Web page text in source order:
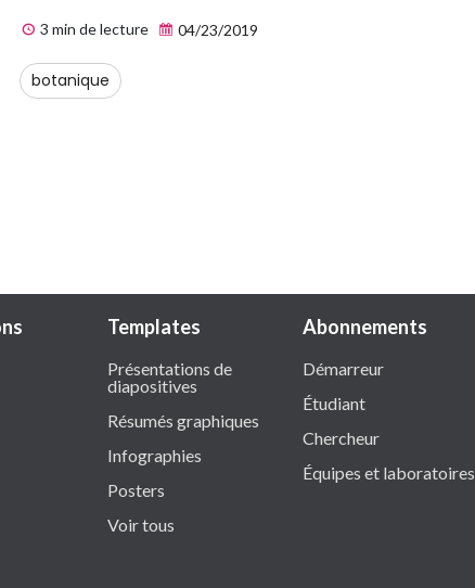
3 min de lecture 04/23/2019
botanique
Templates
Présentations de
diapositives
Résumés graphiques
Infographies
Posters
Voir tous
Abonnements
Démarreur
Étudiant
Chercheur
Équipes et laboratoires